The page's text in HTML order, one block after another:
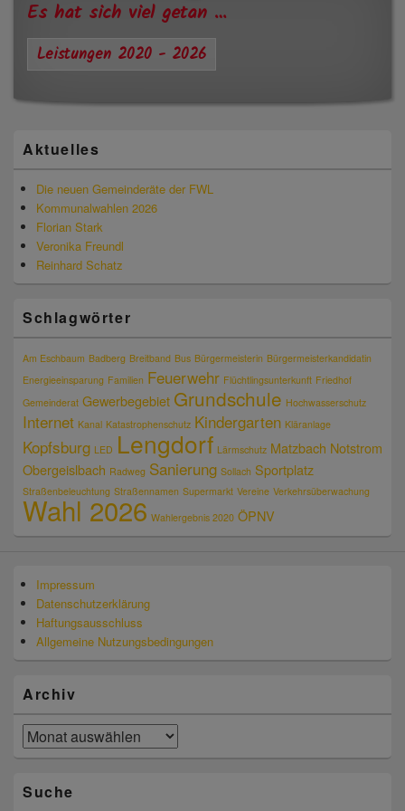
Widgetbereich
Es hat sich viel getan …
Leistungen 2020 - 2026
Aktuelles
Die neuen Gemeinderäte der FWL
Kommunalwahlen 2026
Florian Stark
Veronika Freundl
Reinhard Schatz
Schlagwörter
Am Eschbaum Badberg Breitband Bus Bürgermeisterin Bürgermeisterkandidatin
Energieeinsparung Familien Feuerwehr Flüchtlingsunterkunft Friedhof
Gemeinderat Gewerbegebiet Grundschule Hochwasserschutz
Internet Kanal Katastrophenschutz Kindergarten Kläranlage
Kopfsburg LED Lengdorf Lärmschutz Matzbach Notstrom
Obergeislbach Radweg Sanierung Sollach Sportplatz
Straßenbeleuchtung Straßennamen Supermarkt Vereine Verkehrsüberwachung
Wahl 2026 Wahlergebnis 2020 ÖPNV
Impressum
Datenschutzerklärung
Haftungsausschluss
Allgemeine Nutzungsbedingungen
Archiv
Archiv
Suche